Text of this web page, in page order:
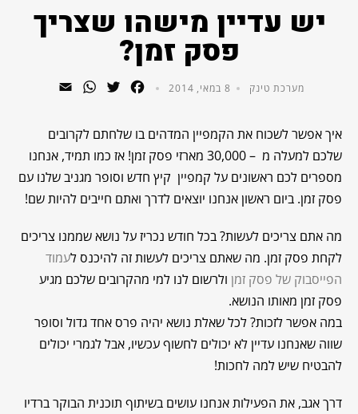
יש עדיין מישהו שצריך
פסק זמן?
מערכת טינק 8 במאי, 2014 Facebook
Twitter
WhatsApp
איך אפשר לשכוח את הקמפיין המדהים בו שלחתם לקרובים
שלכם למעלה מ – 30,000 מארזי פסק זמן!
אז כמו תמיד, אנחנו
מספרים לכם ראשונים על קמפיין קיץ חדש וסופר מגניב שלנו עם
פסק זמן. ביום ראשון אנחנו יוצאים לדרך ואתם חייבים להיות שם!
מה אתם צריכים לעשות?בכל חודש נכריז על נושא שממנו צריכים
לקחת פסק זמן. מה שאתם צריכים לעשות זה להיכנס לעמוד
הפייסבוק של פסק זמן ולרשום לנו למי מהקרובים שלכם מגיע
פסק זמן מאותו הנושא.
במה אפשר לזכות?לכל שאלת נושא יהיה פרס אחד גדול וסופר
שווה שאנחנו עדיין לא יכולים לחשוף עכשיו, אבל לגמרי יכולים
להבטיח שיש למה לחכות!
דרך אגב, את הפעילות אנחנו עושים בשיתוף תוכנית הבוקר ברדיו